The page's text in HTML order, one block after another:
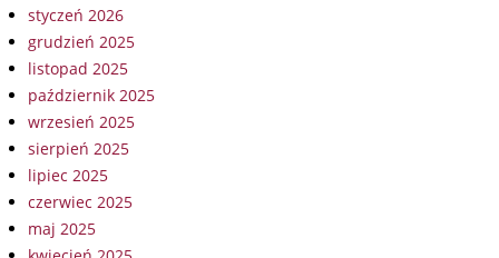
styczeń 2026
grudzień 2025
listopad 2025
październik 2025
wrzesień 2025
sierpień 2025
lipiec 2025
czerwiec 2025
maj 2025